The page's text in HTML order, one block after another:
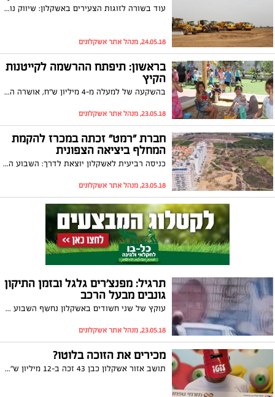
עוד בשורה לזוגות הצעירים באשקלון: שיווק נוסף של יחידות דיור בהנחה של כ-25% ממחיר השוק הפרטי, סמוך למוסדות ציבור, מסחר, תעסוקה ועוד. שר האוצר ויו"ר "כולנו", משה כחלון: "התחייבנו לטפל במשבר הדיור ואנחנו מקיימים. הדירות האלו יגדילו את ההצלחה של מחיר למשתכן באשקלון. עבדנו קשה שלוש שנים כדי להוריד את מחירי הדיור, ולא נוריד את הרגל מהגז עד שנסיים לפתור את משבר הדיור"
24.05.18, מנהל אתר אשקלונים
בראשון: תיפתח ההרשמה לקייטנות
הקיץ
בהשקעה של למעלה מ-4 מיליון ש"ח, אושרה התכנית להפעלת קייטנות הקיץ באשקלון. לראשונה: גם גני המוכשר וגני חב"ד ייהנו מקייטנות העירייה. ראש העיר בפועל, תומר גלאם: "קייטנות הקיץ באשקלון יהיו גם השנה בין הזולות בארץ - דבר שיקל על ההורים שהוצאותיהם גדלות בחודשי הקיץ"
23.05.18, מנהל אתר אשקלונים
חברת "רמט" זכתה במכרז להקמת
המחלף ביציאה הצפונית
כניסה רביעית לאשקלון יוצאת לדרך: השבוע התבשרה חברת "רמט" כי היא החברה הזוכה במכרז של "נתיבי ישראל" להקמת מחלף אשקלון צפון. ראש העיר בפועל, תומר גלאם: "מודה לשר האוצר, משה כחלון, על ההיענות לדרישתי לקידום הנושא בדחיפות. רגע היסטורי לעיר אשקלון"
23.05.18, מנהל אתר אשקלונים
תרגיל: מפנצ'רים גלגל ובזמן התיקון
גונבים מבעל הרכב
עוקץ של שני חשודים באשקלון נחשף השבוע על ידי המשטרה: שני החשודים נהגו להמתין לתושבי העיר שנכנסו לבנק, גרמו לפנצ'ר בגלגל הרכב שלהם ובזמן שבעל הרכב היה עסוק בתיקון, הם גנבו את כספו וכן את תכולת הרכב
23.05.18, מנהל אתר אשקלונים
מכירים את הזוכה בלוטו?
תושב אזור אשקלון כבן 43 זכה ב-12 מיליון ש"ח בלוטו: הזוכה הינו זוכה יחידי בפרס והוא כבר הגיע לקבל אותו. לאחר הזכייה אמר: "אשאר עם הרגליים על הקרקע, כמובן שגם אמשיך לעבוד כרגיל"